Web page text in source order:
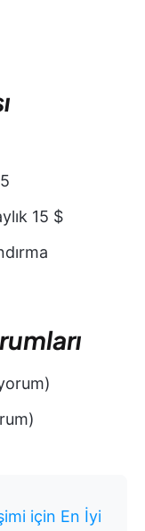
15 $
için En İyi